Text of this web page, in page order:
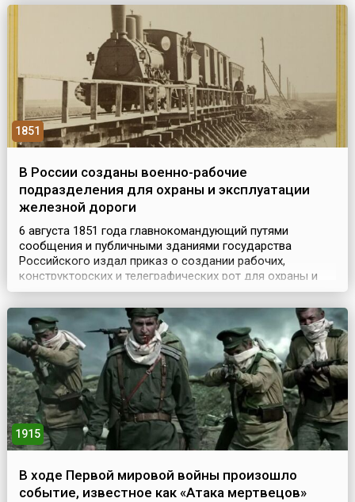
Габсбургов, которые, следуя общей тенденции, ...
1851
В России созданы военно-рабочие
подразделения для охраны и эксплуатации
железной дороги
6 августа 1851 года главнокомандующий путями
сообщения и публичными зданиями государства
Российского издал приказ о создании рабочих,
конструкторских и телеграфических рот для охраны и
эксплуатации Санкт-Петербурго-Московской железной
дороги. Они впоследствии и стали основой
железнодорожных войск России. Изначально было
сформировано 14 отдельных военно-рабочих, две
кондукторские и одна телегра...
1915
В ходе Первой мировой войны произошло
событие, известное как «Атака мертвецов»